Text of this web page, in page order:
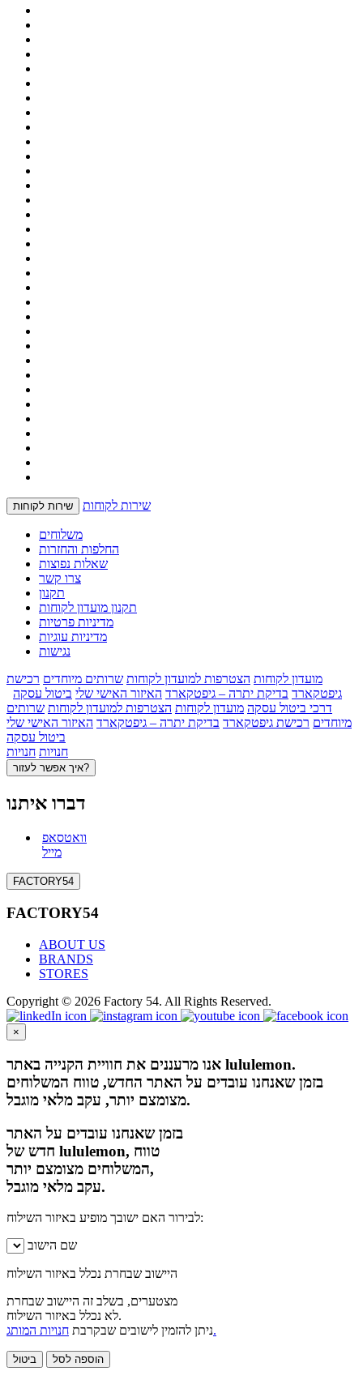
שירות לקוחות שירות לקוחות
משלוחים
החלפות והחזרות
שאלות נפוצות
צרו קשר
תקנון
תקנון מועדון לקוחות
מדיניות פרטיות
מדיניות עוגיות
נגישות
מועדון לקוחות הצטרפות למועדון לקוחות שרותים מיוחדים רכישת
גיפטקארד בדיקת יתרה – גיפטקארד האיזור האישי שלי ביטול עסקה
דרכי ביטול עסקה מועדון לקוחות הצטרפות למועדון לקוחות שרותים
מיוחדים רכישת גיפטקארד בדיקת יתרה – גיפטקארד האיזור האישי שלי
ביטול עסקה
חנויות חנויות
איך אפשר לעזור?
דברו איתנו
וואטסאפ
מייל
FACTORY54
FACTORY54
ABOUT US
BRANDS
STORES
Copyright © 2026 Factory 54. All Rights Reserved.
×
אנו מרעננים את חוויית הקנייה באתר lululemon.
בזמן שאנחנו עובדים על האתר החדש, טווח המשלוחים
מצומצם יותר, עקב מלאי מוגבל.
בזמן שאנחנו עובדים על האתר
חדש של lululemon, טווח
המשלוחים מצומצם יותר,
עקב מלאי מוגבל.
לבירור האם ישובך מופיע באיזור השילוח:
שם הישוב
היישוב שבחרת נכלל באיזור השילוח
מצטערים, בשלב זה היישוב שבחרת
לא נכלל באיזור השילוח.
ניתן להזמין לישובים שבקרבתחנויות המותג.
ביטול הוספה לסל